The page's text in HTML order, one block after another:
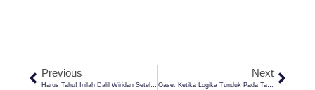
Previous
Harus Tahu! Inilah Dalil Wiridan Setelah Sholat Yang Perlu Kamu Amalkan
Next
Oase: Ketika Logika Tunduk Pada Takdir, Berpikirlah Seperti Nabi!